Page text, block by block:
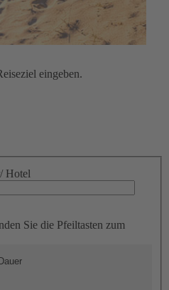
eingeben.
Hotel
Sie die Pfeiltasten zum